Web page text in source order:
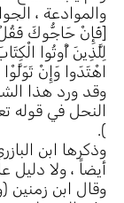
والموادعة ،
[فَإِنْ حَاجُّوكَ
لِلَّذِينَ أُوتُوا
اهْتَدَوا وَإِنْ
وقد ورد هذا
النحل في قوله
).
وذكرها ابن
أيضاً ، ولا دليل
وقال ابن زمنين